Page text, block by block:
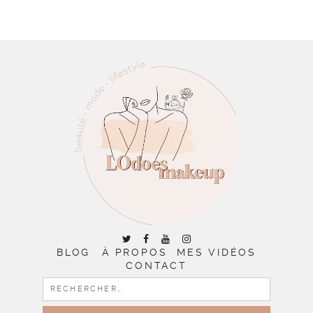
BLOG À PROPOS
MES VIDÉOS
CONTACT
RECHERCHER :